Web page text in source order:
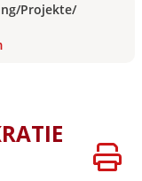
/Projekte/